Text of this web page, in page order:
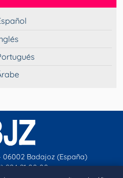
06002 Badajoz (España)
924 21 00 00